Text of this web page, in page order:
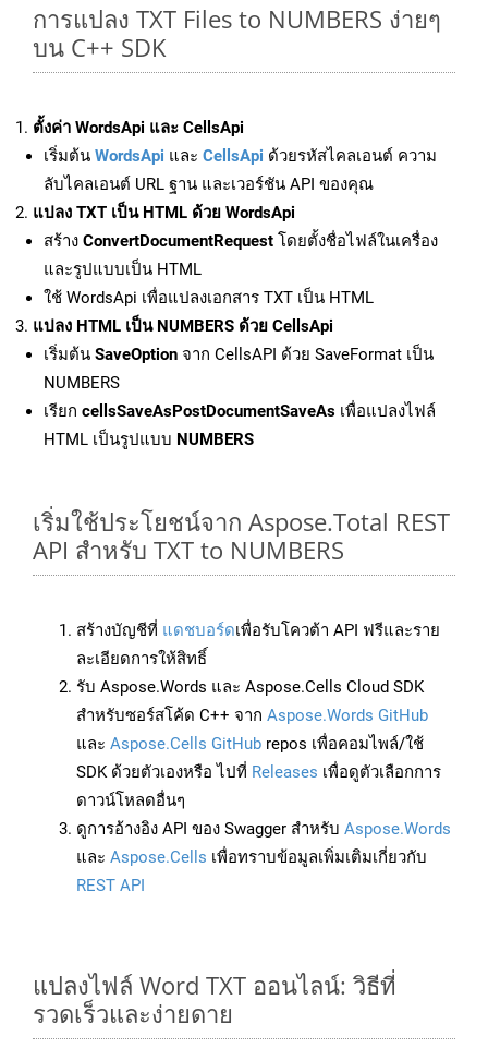
การแปลง TXT Files to NUMBERS ง่ายๆ
บน C++ SDK
ตั้งค่า WordsApi และ CellsApi
เริ่มต้น WordsApi และ CellsApi ด้วยรหัสไคลเอนต์ ความ
ลับไคลเอนต์ URL ฐาน และเวอร์ชัน API ของคุณ
แปลง TXT เป็น HTML ด้วย WordsApi
สร้าง ConvertDocumentRequest โดยตั้งชื่อไฟล์ในเครื่อง
และรูปแบบเป็น HTML
ใช้ WordsApi เพื่อแปลงเอกสาร TXT เป็น HTML
แปลง HTML เป็น NUMBERS ด้วย CellsApi
เริ่มต้น SaveOption จาก CellsAPI ด้วย SaveFormat เป็น
NUMBERS
เรียก cellsSaveAsPostDocumentSaveAs เพื่อแปลงไฟล์
HTML เป็นรูปแบบ NUMBERS
เริ่มใช้ประโยชน์จาก Aspose.Total REST
API สำหรับ TXT to NUMBERS
สร้างบัญชีที่ แดชบอร์ดเพื่อรับโควต้า API ฟรีและราย
ละเอียดการให้สิทธิ์
รับ Aspose.Words และ Aspose.Cells Cloud SDK
สำหรับซอร์สโค้ด C++ จาก Aspose.Words GitHub
และ Aspose.Cells GitHub repos เพื่อคอมไพล์/ใช้
SDK ด้วยตัวเองหรือ ไปที่ Releases เพื่อดูตัวเลือกการ
ดาวน์โหลดอื่นๆ
ดูการอ้างอิง API ของ Swagger สำหรับ Aspose.Words
และ Aspose.Cells เพื่อทราบข้อมูลเพิ่มเติมเกี่ยวกับ
REST API
แปลงไฟล์ Word TXT ออนไลน์: วิธีที่
รวดเร็วและง่ายดาย